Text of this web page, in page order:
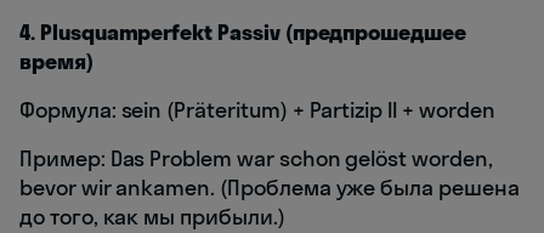
4. Plusquamperfekt Passiv (предпрошедшее
время)
Формула: sein (Präteritum) + Partizip II + worden
Пример: Das Problem war schon gelöst worden,
bevor wir ankamen. (Проблема уже была решена
до того, как мы прибыли.)